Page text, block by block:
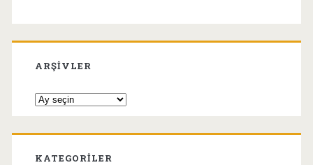
ARŞIVLER
Arşivler
KATEGORILER